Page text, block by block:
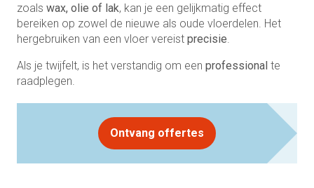
zoals wax, olie of lak, kan je een gelijkmatig effect
bereiken op zowel de nieuwe als oude vloerdelen. Het
hergebruiken van een vloer vereist precisie
Als je twijfelt, is het verstandig om een professional te
raadplegen.
Ontvang offertes